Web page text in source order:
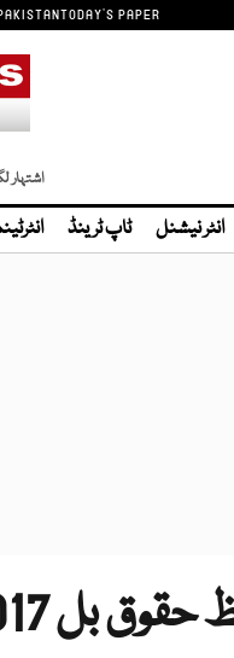
TODAY'S PAPER
اشتہار
انٹر نیشنل ٹاپ ٹرینڈ
منظوری دیدی